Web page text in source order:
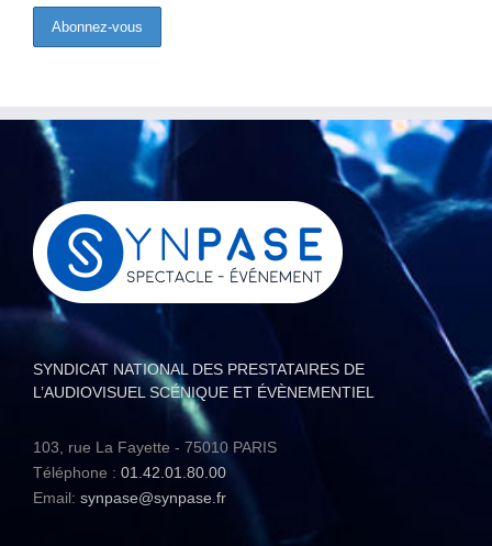
SYNDICAT NATIONAL DES PRESTATAIRES DE
L’AUDIOVISUEL SCÉNIQUE ET ÉVÈNEMENTIEL
103, rue La Fayette - 75010 PARIS
Téléphone : 01.42.01.80.00
Email: synpase@synpase.fr